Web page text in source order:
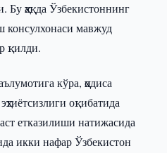
Бу ҳақда Ўзбекистоннинг
консулхонаси мавжуд
қилди.
кўра, ҳодиса
оқибатида
етказилиши натижасида
икки нафар Ўзбекистон